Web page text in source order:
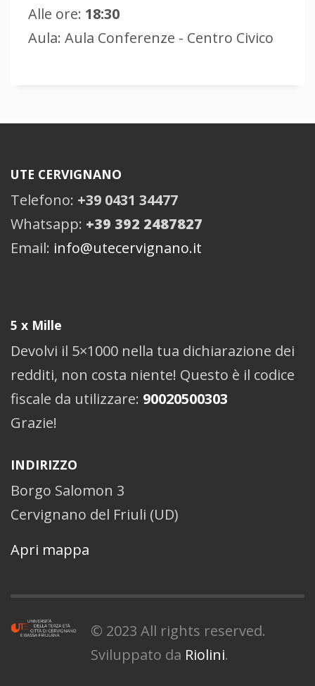
Alle ore: 18:30
Aula: Aula Conferenze - Centro Civico
UTE CERVIGNANO
Telefono: +39 0431 34477
Whatsapp: +39 392 2487827
Email: info@utecervignano.it
5 x Mille
Devolvi il 5×1000 nella tua dichiarazione dei
redditi, non costa niente! Questo è il codice
fiscale da utilizzare: 90020500303
Grazie!
INDIRIZZO
Borgo Salomon 3
Cervignano del Friuli (UD)
Apri mappa
© 2023 All rights reserved.
Sviluppato da Riolini.